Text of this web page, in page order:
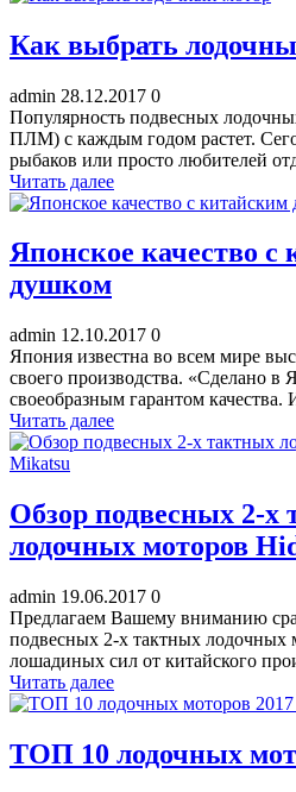
Как выбрать
admin 28.12.2017 0
Популярность подвесных
ПЛМ) с каждым годом растет.
рыбаков или просто любителей
Читать далее
Японское качество с
душком
admin 12.10.2017 0
Япония известна во всем мире
своего производства. «Сделано в
своеобразным гарантом качества.
Читать далее
Обзор подвесных 2-х
лодочных моторов
admin 19.06.2017 0
Предлагаем Вашему вниманию
подвесных 2-х тактных
лошадиных сил от китайского
Читать далее
ТОП 10 лодочных